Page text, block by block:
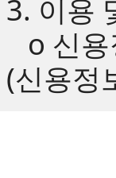
3. 이용
ο 신
(신용정